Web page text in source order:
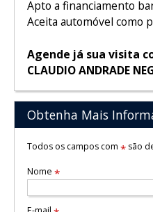
Apto a financiamento
Aceita automóvel como
Agende já sua visita
CLAUDIO ANDRADE
Obtenha Mais
Todos os campos com *são
Nome *